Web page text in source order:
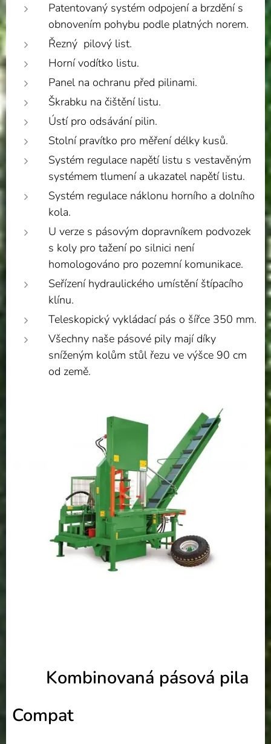
Patentovaný systém odpojení a brzdění s
obnovením pohybu podle platných norem.
Řezný pilový list.
Horní vodítko listu.
Panel na ochranu před pilinami.
Škrabku na čištění listu.
Ústí pro odsávání pilin.
Stolní pravítko pro měření délky kusů.
Systém regulace napětí listu s vestavěným
systémem tlumení a ukazatel napětí listu.
Systém regulace náklonu horního a dolního
kola.
U verze s pásovým dopravníkem podvozek
s koly pro tažení po silnici není
homologováno pro pozemní komunikace.
Seřízení hydraulického umístění štípacího
klínu.
Teleskopický vykládací pás o šířce 350 mm.
Všechny naše pásové pily mají díky
sníženým kolům stůl řezu ve výšce 90 cm
od země.
Kombinovaná pásová pila
Compat